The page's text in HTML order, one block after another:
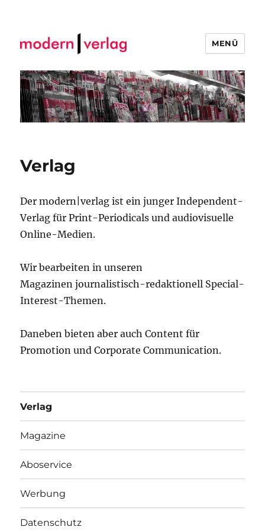
modern | verlag
MENÜ
Verlag
Der modern|verlag ist ein junger Independent-
Verlag für Print-Periodicals und audiovisuelle
Online-Medien.
Wir bearbeiten in unseren
Magazinen journalistisch-redaktionell Special-
Interest-Themen.
Daneben bieten aber auch Content für
Promotion und Corporate Communication.
Verlag
Magazine
Aboservice
Werbung
Datenschutz